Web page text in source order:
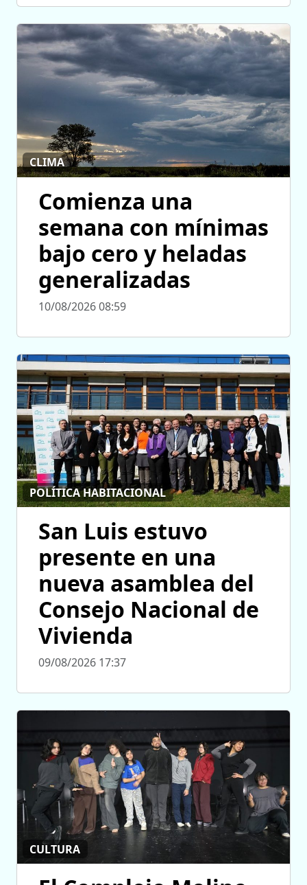
CLIMA
Comienza una
semana con mínimas
bajo cero y heladas
generalizadas
10/08/2026 08:59
POLÍTICA HABITACIONAL
San Luis estuvo
presente en una
nueva asamblea del
Consejo Nacional de
Vivienda
09/08/2026 17:37
CULTURA